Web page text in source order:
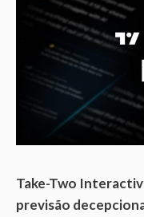
Take-Two
previsão